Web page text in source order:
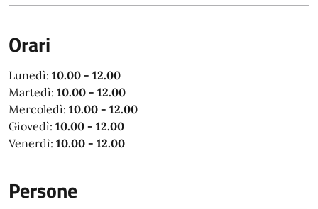
Orari
Lunedì: 10.00 - 12.00
Martedì: 10.00 - 12.00
Mercoledì: 10.00 - 12.00
Giovedì: 10.00 - 12.00
Venerdì: 10.00 - 12.00
Persone